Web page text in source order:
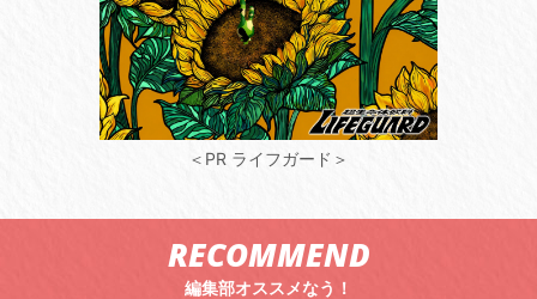
＜PR ライフガード＞
RECOMMEND
編集部オススメなう！